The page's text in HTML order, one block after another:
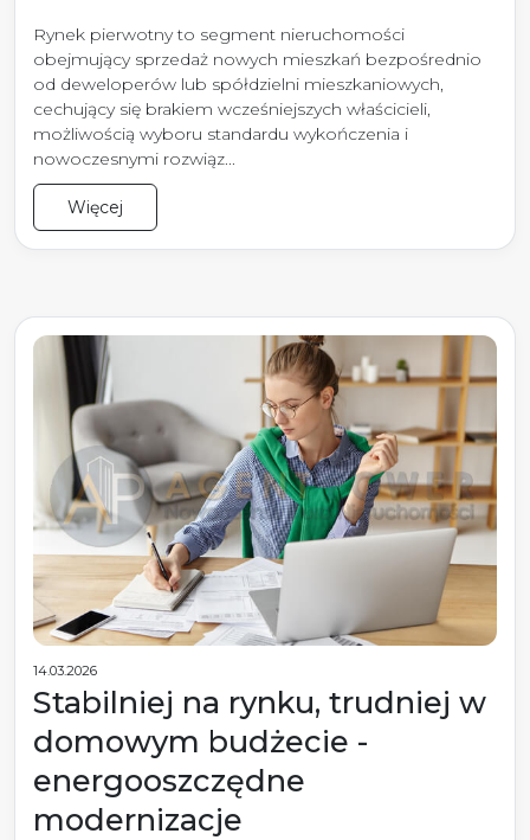
Rynek pierwotny to segment nieruchomości
obejmujący sprzedaż nowych mieszkań bezpośrednio
od deweloperów lub spółdzielni mieszkaniowych,
cechujący się brakiem wcześniejszych właścicieli,
możliwością wyboru standardu wykończenia i
nowoczesnymi rozwiąz...
Więcej
14.03.2026
Stabilniej na rynku, trudniej w
domowym budżecie -
energooszczędne
modernizacje